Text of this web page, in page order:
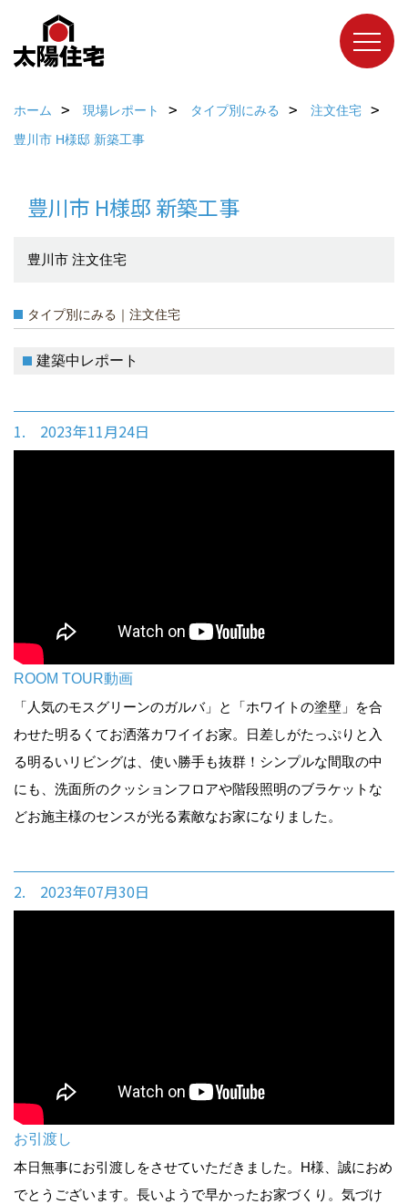
ホーム 現場レポート タイプ別にみる
注文住宅
豊川市 H様邸 新築工事
豊川市 H様邸 新築工事
豊川市 注文住宅
タイプ別にみる｜注文住宅
建築中レポート
1. 2023年11月24日
ROOM TOUR動画
「人気のモスグリーンのガルバ」と「ホワイトの塗壁」を合
わせた明るくてお洒落カワイイお家。日差しがたっぷりと入
る明るいリビングは、使い勝手も抜群！シンプルな間取の中
にも、洗面所のクッションフロアや階段照明のブラケットな
どお施主様のセンスが光る素敵なお家になりました。
2. 2023年07月30日
お引渡し
本日無事にお引渡しをさせていただきました。H様、誠におめ
でとうございます。長いようで早かったお家づくり。気づけ